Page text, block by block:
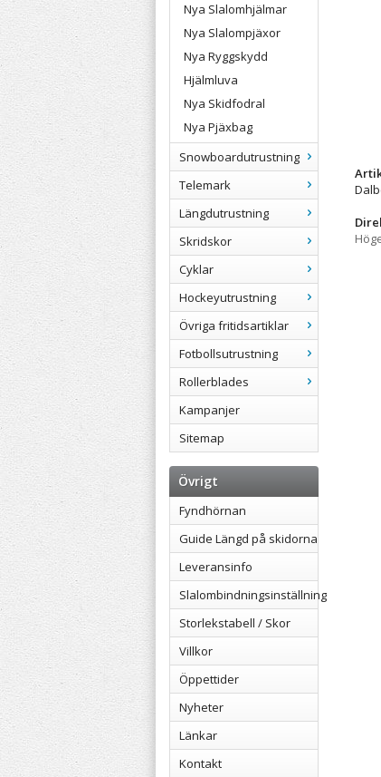
Nya Slalomhjälmar
Nya Slalompjäxor
Nya Ryggskydd
Hjälmluva
Nya Skidfodral
Nya Pjäxbag
Snowboardutrustning
Telemark
Längdutrustning
Skridskor
Cyklar
Hockeyutrustning
Övriga fritidsartiklar
Fotbollsutrustning
Rollerblades
Kampanjer
Sitemap
Övrigt
Fyndhörnan
Guide Längd på skidorna
Leveransinfo
Slalombindningsinställning
Storlekstabell / Skor
Villkor
Öppettider
Nyheter
Länkar
Kontakt